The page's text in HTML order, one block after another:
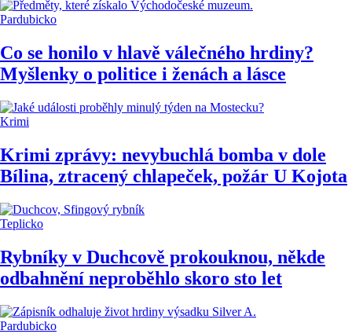
Pardubicko
Co se honilo v hlavě válečného hrdiny?
Myšlenky o politice i ženách a lásce
Krimi
Krimi zprávy: nevybuchlá bomba v dole
Bílina, ztracený chlapeček, požár U Kojota
Teplicko
Rybníky v Duchcově prokouknou, někde
odbahnění neproběhlo skoro sto let
Pardubicko